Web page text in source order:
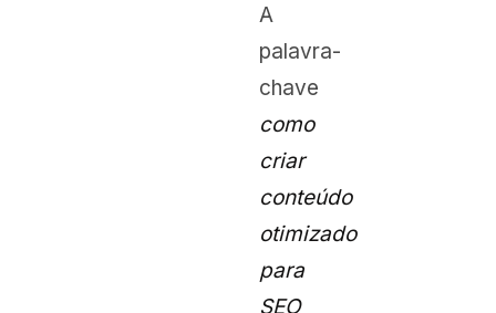
A
palavra-
chave
como
criar
conteúdo
otimizado
para
SEO